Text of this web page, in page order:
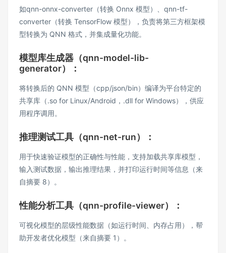
如qnn-onnx-converter（转换 Onnx 模型）、qnn-tf-
converter（转换 TensorFlow 模型），负责将第三方框架模
型转换为 QNN 格式，并集成量化功能。
模型库生成器（qnn-model-lib-
generator）：
将转换后的 QNN 模型（cpp/json/bin）编译为平台特定的
共享库（.so for Linux/Android，.dll for Windows），供应
用程序调用。
推理测试工具（qnn-net-run）：
用于快速验证模型的正确性与性能，支持加载共享库模型，
输入测试数据，输出推理结果，并打印运行时间等信息（来
自摘要 8）。
性能分析工具（qnn-profile-viewer）：
可视化模型的层级性能数据（如运行时间、内存占用），帮
助开发者优化模型（来自摘要 1）。